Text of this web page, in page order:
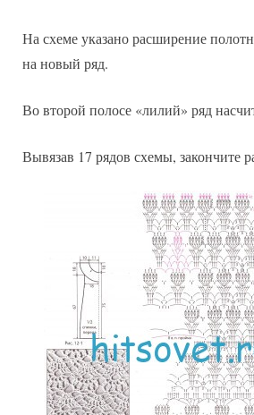
На схеме указано расширение
на новый ряд.
Во второй полосе «лилий» ряд
Вывязав 17 рядов схемы, закончите